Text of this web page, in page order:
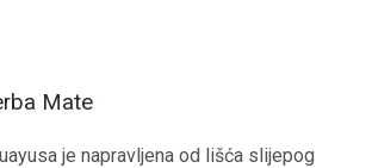
Mate
je napravljena od lišća slijepog